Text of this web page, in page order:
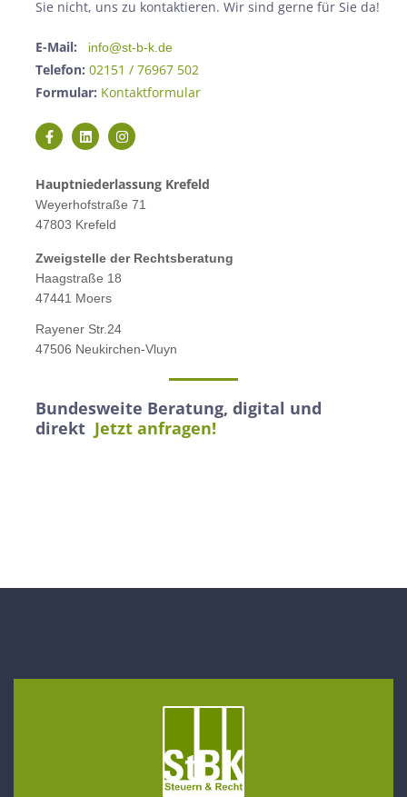
Sie nicht, uns zu kontaktieren. Wir sind gerne für Sie da!
E-Mail: info@st-b-k.de
Telefon: 02151 / 76967 502
Formular: Kontaktformular
Hauptniederlassung Krefeld
Weyerhofstraße 71
47803 Krefeld
Zweigstelle der Rechtsberatung
Haagstraße 18
47441 Moers
Rayener Str.24
47506 Neukirchen-Vluyn
Bundesweite Beratung, digital und
direkt Jetzt anfragen!